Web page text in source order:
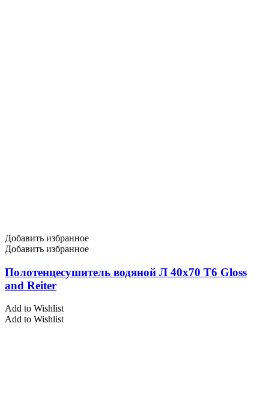
Добавить избранное
Добавить избранное
Полотенцесушитель водяной Л 40х70 Т6 Gloss
and Reiter
Add to Wishlist
Add to Wishlist